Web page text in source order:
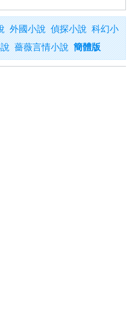
外國小說 偵探小說 科幻小
薔薇言情小說 簡體版